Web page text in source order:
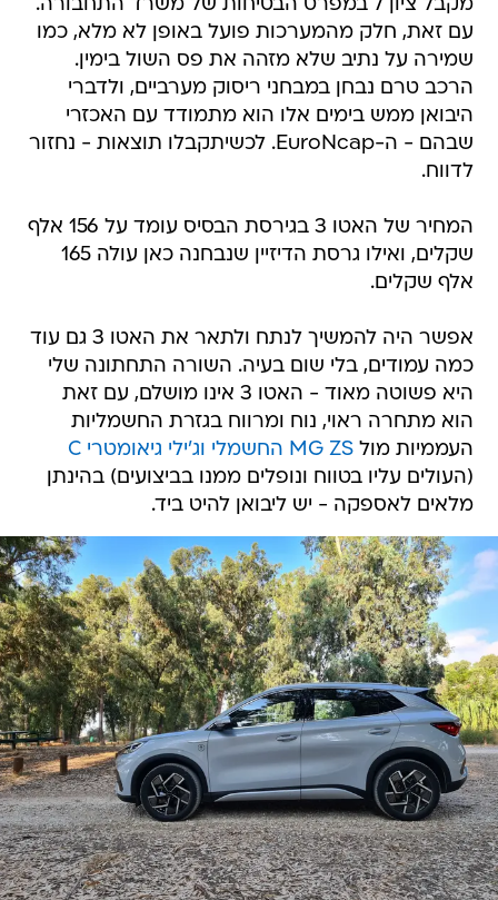
מקבל ציון 7 במפרט הבטיחות של משרד התחבורה.
עם זאת, חלק מהמערכות פועל באופן לא מלא, כמו
שמירה על נתיב שלא מזהה את פס השול בימין.
הרכב טרם נבחן במבחני ריסוק מערביים, ולדברי
היבואן ממש בימים אלו הוא מתמודד עם האכזרי
שבהם - ה-EuroNcap. לכשיתקבלו תוצאות - נחזור
לדווח.
המחיר של האטו 3 בגירסת הבסיס עומד על 156 אלף
שקלים, ואילו גרסת הדיזיין שנבחנה כאן עולה 165
אלף שקלים.
אפשר היה להמשיך לנתח ולתאר את האטו 3 גם עוד
כמה עמודים, בלי שום בעיה. השורה התחתונה שלי
היא פשוטה מאוד - האטו 3 אינו מושלם, עם זאת
הוא מתחרה ראוי, נוח ומרווח בגזרת החשמליות
העממיות מולMG ZS החשמלי
וג'ילי גיאומטרי C
(העולים עליו בטווח ונופלים ממנו בביצועים) בהינתן
מלאים לאספקה - יש ליבואן להיט ביד.